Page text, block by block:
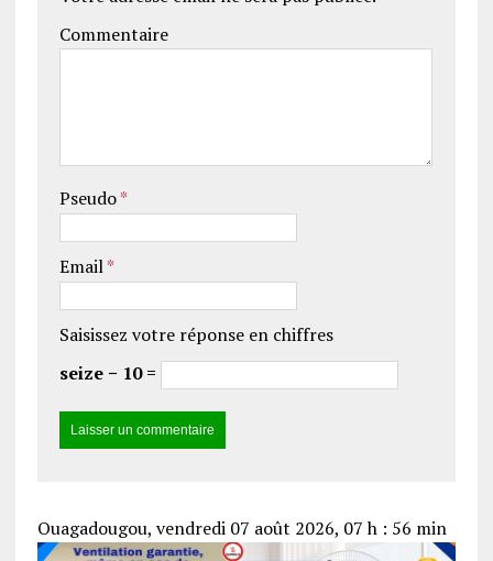
Commentaire
Pseudo*
Email*
Saisissez votre réponse en chiffres
seize − 10 =
Ouagadougou, vendredi 07 août 2026, 07 h : 56 min